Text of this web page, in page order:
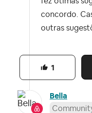
concordo.
outras
1
Bella